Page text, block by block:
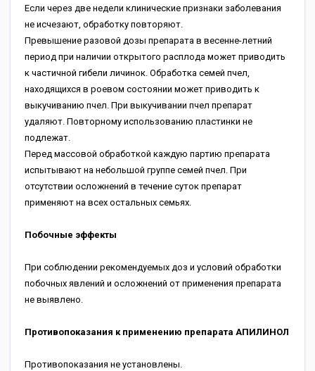
Если через две недели клинические признаки заболевания
не исчезают, обработку повторяют.
Превышение разовой дозы препарата в весенне-летний
период при наличии открытого расплода может приводить
к частичной гибели личинок. Обработка семей пчел,
находящихся в роевом состоянии может приводить к
выкучиванию пчел. При выкучивании пчел препарат
удаляют. Повторному использованию пластинки не
подлежат.
Перед массовой обработкой каждую партию препарата
испытывают на небольшой группе семей пчел. При
отсутствии осложнений в течение суток препарат
применяют на всех остальных семьях.
Побочные эффекты
При соблюдении рекомендуемых доз и условий обработки
побочных явлений и осложнений от применения препарата
не выявлено.
Противопоказания к применению препарата АПИЛИНОЛ
Противопоказания не установлены.